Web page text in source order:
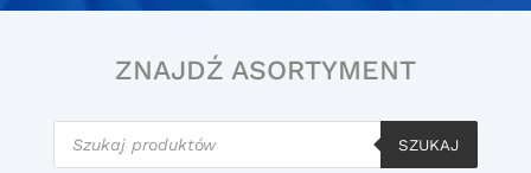
ZNAJDŹ ASORTYMENT
Wyszukiwarka
produktów
SZUKAJ